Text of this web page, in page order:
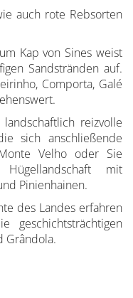
auch rote Rebsorten
Kap von Sines weist
Sandstränden auf.
Comporta, Galé
reizvolle
sich anschließende
Velho oder Sie
mit
Pinienhainen.
des Landes erfahren
geschichtsträchtigen
Grândola.